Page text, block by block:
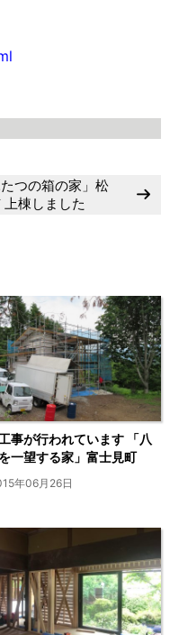
たつの箱の家」松
上棟しました
事が行われています 「八
一望する家」富士見町
年06月26日